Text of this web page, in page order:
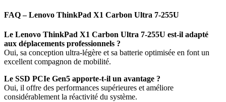
FAQ – Lenovo ThinkPad X1 Carbon Ultra 7-255U
Le Lenovo ThinkPad X1 Carbon Ultra 7-255U est-il adapté
aux déplacements professionnels ?
Oui, sa conception ultra-légère et sa batterie optimisée en font un
excellent compagnon de mobilité.
Le SSD PCIe Gen5 apporte-t-il un avantage ?
Oui, il offre des performances supérieures et améliore
considérablement la réactivité du système.